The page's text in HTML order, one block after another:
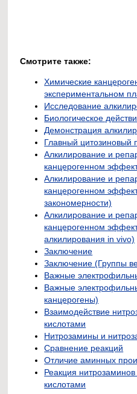
Смотрите также:
Химические
экспериментальном
Исследование
Биологическое
Демонстрация
Главный цитозиновый
Алкилирование и
канцерогенном
Алкилирование и
канцерогенном
закономерности)
Алкилирование и
канцерогенном
алкилирования in vivo)
Заключение
Заключение (Группы
Важные
Важные
канцерогены)
Взаимодействие
кислотами
Нитрозамины и
Сравнение реакций
Отличие аминных
Реакция
кислотами